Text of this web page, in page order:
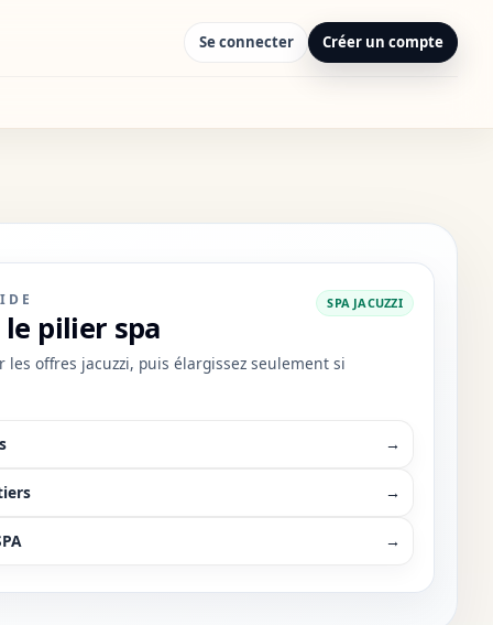
Se connecter Créer un compte
pilier spa
SPA JACUZZI
les offres jacuzzi, puis élargissez seulement si
→
→
→